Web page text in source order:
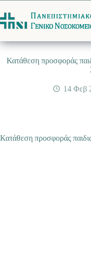
στο
περιεχόμενο
Κατάθεση προσφοράς
14 Φεβ
Κατάθεση προσφοράς